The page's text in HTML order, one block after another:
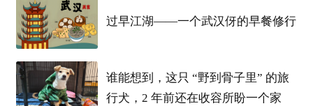
过早江湖——一个武汉伢的早餐修行
谁能想到，这只 “野到骨子里” 的旅
行犬，2 年前还在收容所盼一个家